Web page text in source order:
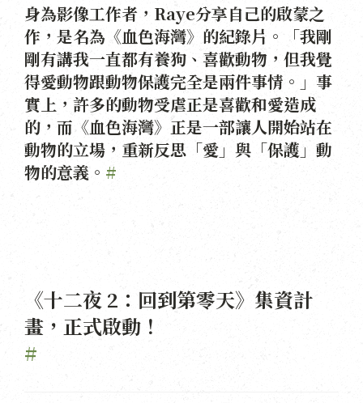
身為影像工作者，Raye分享自己的啟蒙之
作，是名為《血色海灣》的紀錄片。「我剛
剛有講我一直都有養狗、喜歡動物，但我覺
得愛動物跟動物保護完全是兩件事情。」事
實上，許多的動物受虐正是喜歡和愛造成
的，而《血色海灣》正是一部讓人開始站在
動物的立場，重新反思「愛」與「保護」動
物的意義。 #
《十二夜 2：回到第零天》集資計
畫，正式啟動！
#